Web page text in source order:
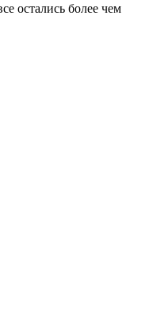
остались более чем